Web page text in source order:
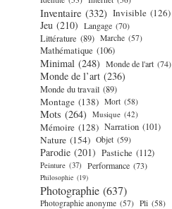
Inventaire (332) Invisible (126)
Jeu (210) Langage (70)
Littérature (89) Marche (57)
Mathématique (106)
Minimal (248) Monde de l'art (74)
Monde de l’art (236)
Monde du travail (89)
Montage (138) Mort (58)
Mots (264) Musique (42)
Mémoire (128) Narration (101)
Nature (154) Objet (59)
Parodie (201) Pastiche (112)
Peinture (37) Performance (73)
Philosophie (19)
Photographie (637)
Photographie anonyme (57) Pli (58)